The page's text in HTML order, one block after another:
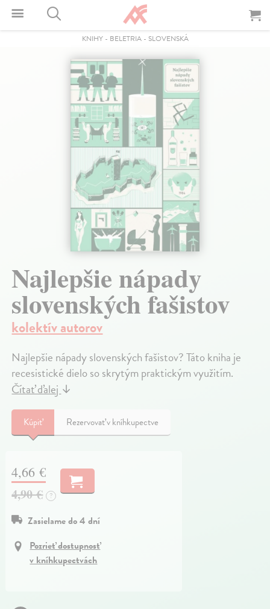
KNIHY- BELETRIA- SLOVENSKÁ
Najlepšie nápady
slovenských fašistov
kolektív autorov
Najlepšie nápady slovenských fašistov? Táto kniha je
recesistické dielo so skrytým praktickým využitím.
Čítať ďalej↓
Kúpiť Rezervovať v kníhkupectve
4,66 €
4,90 € ?
Zasielame do 4 dní
Pozrieť dostupnosť
v kníhkupectvách